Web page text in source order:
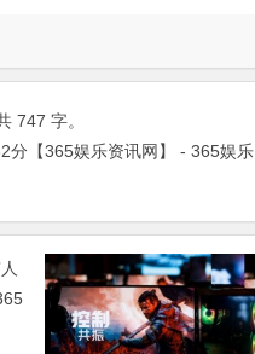
747 字。
分【365娱乐资讯网】 - 365娱乐